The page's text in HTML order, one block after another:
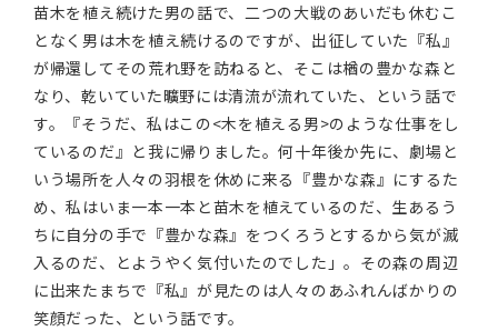
苗木を植え続けた男の話で、二つの大戦のあいだも休むこ
となく男は木を植え続けるのですが、出征していた『私』
が帰還してその荒れ野を訪ねると、そこは楢の豊かな森と
なり、乾いていた曠野には清流が流れていた、という話で
す。『そうだ、私はこの<木を植える男>のような仕事をし
ているのだ』と我に帰りました。何十年後か先に、劇場と
いう場所を人々の羽根を休めに来る『豊かな森』にするた
め、私はいま一本一本と苗木を植えているのだ、生あるう
ちに自分の手で『豊かな森』をつくろうとするから気が滅
入るのだ、とようやく気付いたのでした」。その森の周辺
に出来たまちで『私』が見たのは人々のあふれんばかりの
笑顔だった、という話です。